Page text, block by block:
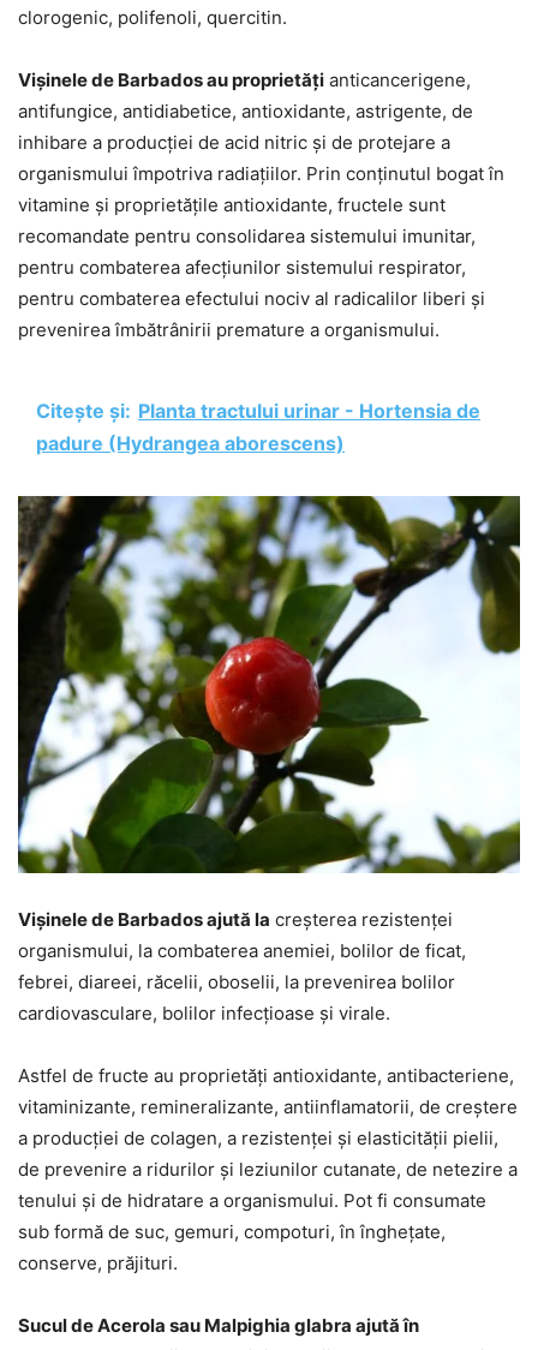
clorogenic, polifenoli, quercitin.
Vișinele de Barbados au proprietăți anticancerigene,
antifungice, antidiabetice, antioxidante, astrigente, de
inhibare a producției de acid nitric și de protejare a
organismului împotriva radiațiilor. Prin conținutul bogat în
vitamine și proprietățile antioxidante, fructele sunt
recomandate pentru consolidarea sistemului imunitar,
pentru combaterea afecțiunilor sistemului respirator,
pentru combaterea efectului nociv al radicalilor liberi și
prevenirea îmbătrânirii premature a organismului.
Citește și: Planta tractului urinar - Hortensia de
padure (Hydrangea aborescens)
Vișinele de Barbados ajută la creșterea rezistenței
organismului, la combaterea anemiei, bolilor de ficat,
febrei, diareei, răcelii, oboselii, la prevenirea bolilor
cardiovasculare, bolilor infecțioase și virale.
Astfel de fructe au proprietăți antioxidante, antibacteriene,
vitaminizante, remineralizante, antiinflamatorii, de creștere
a producției de colagen, a rezistenței și elasticității pielii,
de prevenire a ridurilor și leziunilor cutanate, de netezire a
tenului și de hidratare a organismului. Pot fi consumate
sub formă de suc, gemuri, compoturi, în înghețate,
conserve, prăjituri.
Sucul de Acerola sau Malpighia glabra ajută în